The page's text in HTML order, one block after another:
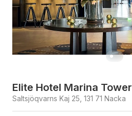
Elite Hotel Marina Tower
Saltsjöqvarns Kaj 25, 131 71 Nacka